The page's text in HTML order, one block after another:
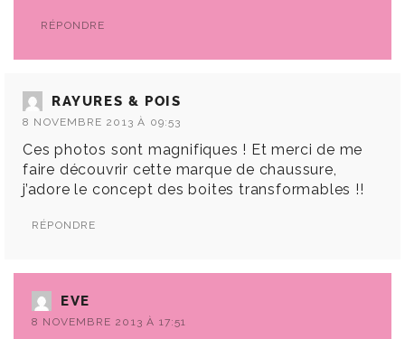
RÉPONDRE
RAYURES & POIS
8 NOVEMBRE 2013 À 09:53
Ces photos sont magnifiques ! Et merci de me
faire découvrir cette marque de chaussure,
j’adore le concept des boites transformables !!
RÉPONDRE
EVE
8 NOVEMBRE 2013 À 17:51